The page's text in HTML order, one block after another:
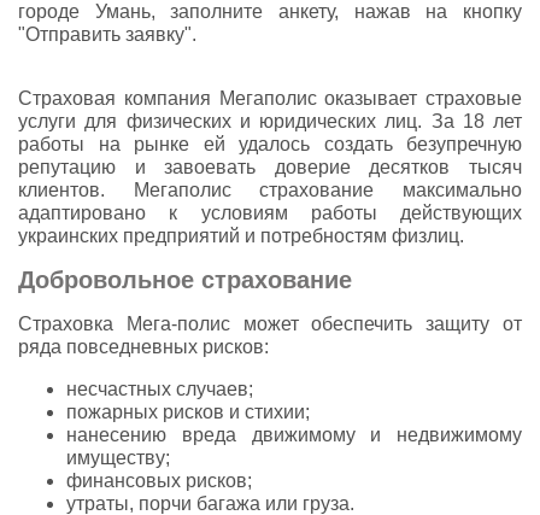
городе Умань, заполните анкету, нажав на кнопку
"Отправить заявку".
Страховая компания Мегаполис оказывает страховые
услуги для физических и юридических лиц. За 18 лет
работы на рынке ей удалось создать безупречную
репутацию и завоевать доверие десятков тысяч
клиентов. Мегаполис страхование максимально
адаптировано к условиям работы действующих
украинских предприятий и потребностям физлиц.
Добровольное страхование
Страховка Мега-полис может обеспечить защиту от
ряда повседневных рисков:
несчастных случаев;
пожарных рисков и стихии;
нанесению вреда движимому и недвижимому
имуществу;
финансовых рисков;
утраты, порчи багажа или груза.